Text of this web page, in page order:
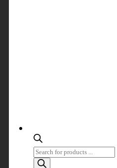
Products
search